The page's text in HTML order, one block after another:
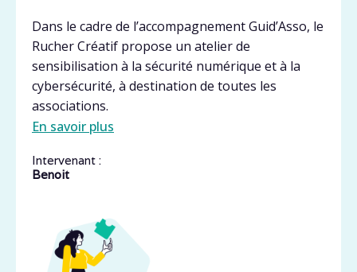
Dans le cadre de l’accompagnement Guid’Asso, le
Rucher Créatif propose un atelier de
sensibilisation à la sécurité numérique et à la
cybersécurité, à destination de toutes les
associations.
En savoir plus
Intervenant :
Benoit